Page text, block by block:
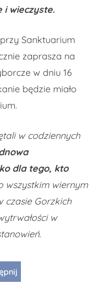
i wieczyste.
Sanktuarium
zaprasza na
w dniu 16
będzie miało
w codziennych
dla tego, kto
wszystkim wiernym
czasie Gorzkich
w